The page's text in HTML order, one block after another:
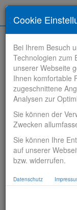
Cookie
Bei Ihrem Besuch
Technologien zum
unserer Webseite
Ihnen komfortable
zugeschnittene
Analysen zur
Sie können der
Zwecken
Sie können Ihre
auf unserer
bzw. widerrufen.
Datenschutz